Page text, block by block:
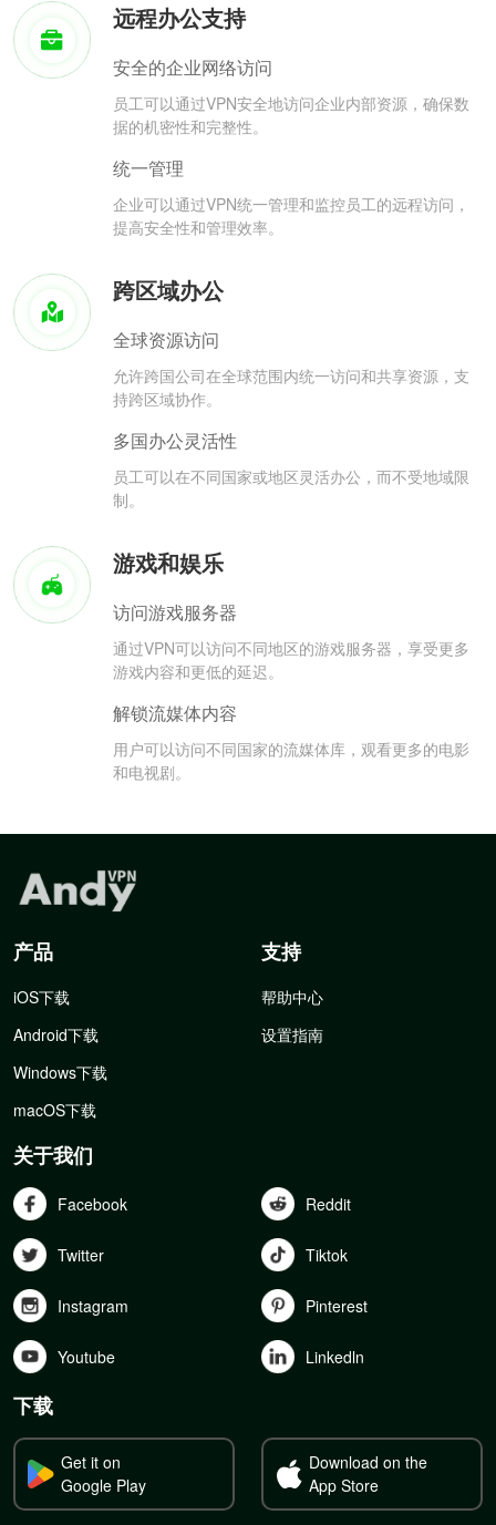
远程办公支持
安全的企业网络访问
员工可以通过VPN安全地访问企业内部资源，确保数
据的机密性和完整性。
统一管理
企业可以通过VPN统一管理和监控员工的远程访问，
提高安全性和管理效率。
跨区域办公
全球资源访问
允许跨国公司在全球范围内统一访问和共享资源，支
持跨区域协作。
多国办公灵活性
员工可以在不同国家或地区灵活办公，而不受地域限
制。
游戏和娱乐
访问游戏服务器
通过VPN可以访问不同地区的游戏服务器，享受更多
游戏内容和更低的延迟。
解锁流媒体内容
用户可以访问不同国家的流媒体库，观看更多的电影
和电视剧。
产品
iOS下载
Android下载
Windows下载
macOS下载
支持
帮助中心
设置指南
关于我们
Facebook Reddit
Twitter Tiktok
Instagram Pinterest
Youtube Linkedln
下载
Get it on
Google Play
Download on the
App Store